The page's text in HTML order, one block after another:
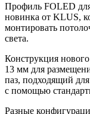
Профиль FOLED
новинка от KLUS,
монтировать
света.
Конструкция
13 мм для
паз, подходящий
с помощью
Разные